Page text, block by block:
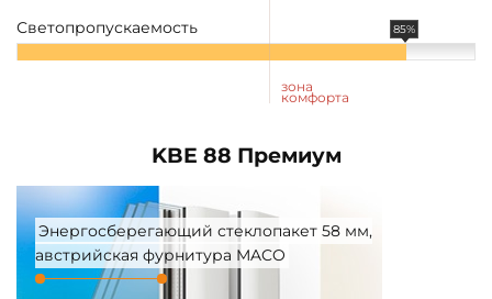
зона
комфорта
Светопропускаемость 85%
KBE 88 Премиум
Энергосберегающий стеклопакет 58 мм,
австрийская фурнитура MACO